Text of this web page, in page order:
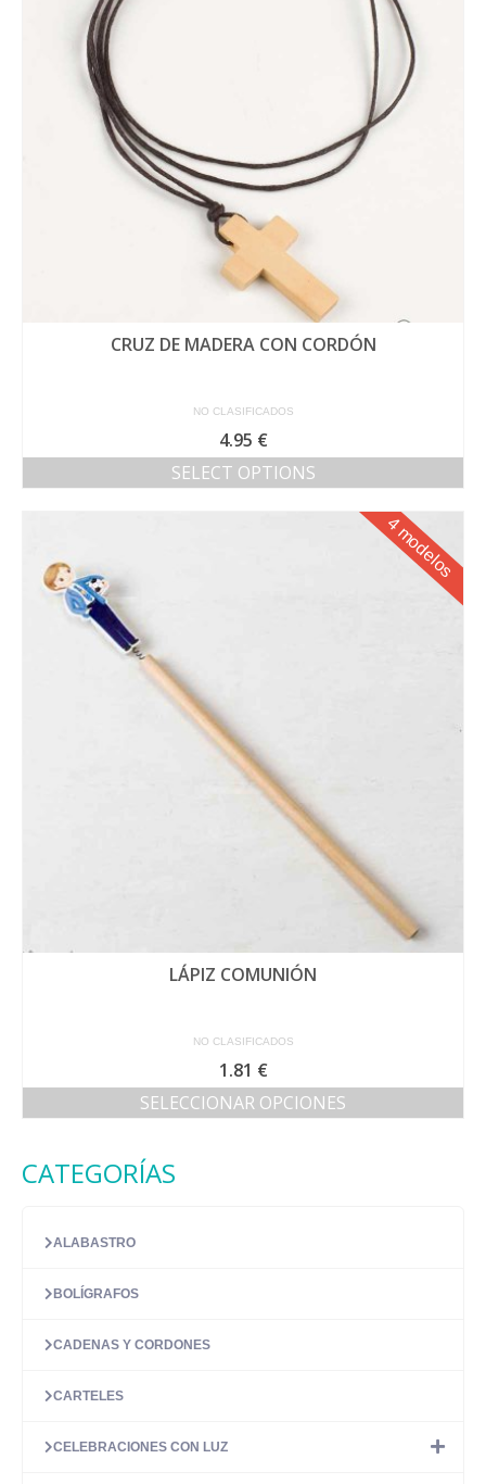
CRUZ DE MADERA CON CORDÓN
NO CLASIFICADOS
4.95 €
SELECT OPTIONS
4 modelos
LÁPIZ COMUNIÓN
NO CLASIFICADOS
1.81 €
SELECCIONAR OPCIONES
CATEGORÍAS
ALABASTRO
BOLÍGRAFOS
CADENAS Y CORDONES
CARTELES
CELEBRACIONES CON LUZ